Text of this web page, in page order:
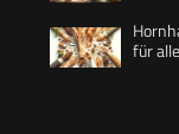
für